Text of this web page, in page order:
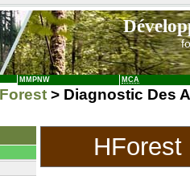
MMPNW MCA
> Diagnostic Des
HForest